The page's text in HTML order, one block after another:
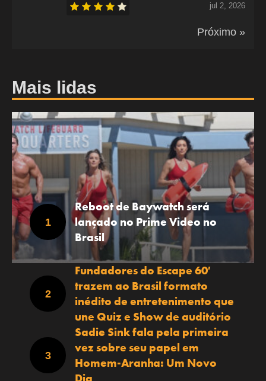
jul 2, 2026
Próximo »
Mais lidas
Reboot de Baywatch será
lançado no Prime Video no
Brasil
Fundadores do Escape 60′
trazem ao Brasil formato
inédito de entretenimento que
une Quiz e Show de auditório
Sadie Sink fala pela primeira
vez sobre seu papel em
Homem-Aranha: Um Novo